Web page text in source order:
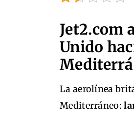
Jet2.com
Unido
La aerolínea
Mediterráneo: